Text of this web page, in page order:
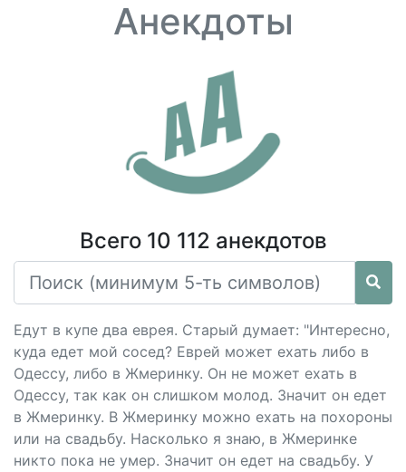
Анекдоты
Всего 10 112 анекдотов
Едут в купе два еврея. Старый думает: "Интересно,
куда едет мой сосед? Еврей может ехать либо в
Одессу, либо в Жмеринку. Он не может ехать в
Одессу, так как он слишком молод. Значит он едет
в Жмеринку. В Жмеринку можно ехать на похороны
или на свадьбу. Насколько я знаю, в Жмеринке
никто пока не умер. Значит он едет на свадьбу. У